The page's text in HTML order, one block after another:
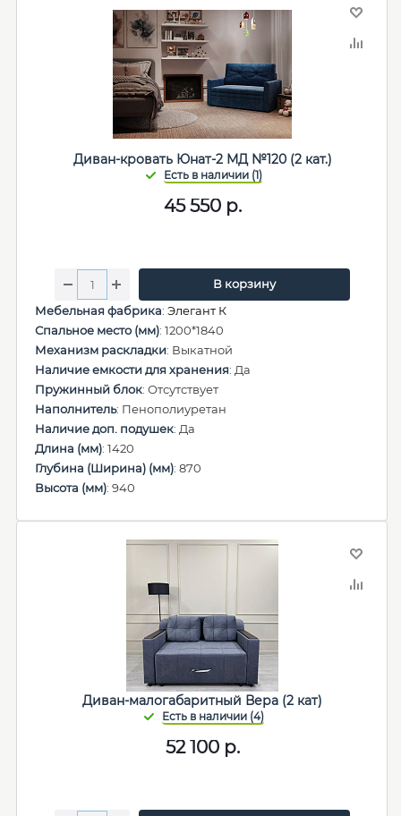
Диван-кровать Юнат-2 МД №120 (2 кат.)
45 550р.
В корзину
Мебельная фабрика: Элегант К
Спальное место (мм): 1200*1840
Механизм раскладки: Выкатной
Наличие емкости для хранения: Да
Пружинный блок: Отсутствует
Наполнитель: Пенополиуретан
Наличие доп. подушек: Да
Длина (мм): 1420
Глубина (Ширина) (мм): 870
Высота (мм): 940
Диван-малогабаритный Вера (2 кат)
52 100р.